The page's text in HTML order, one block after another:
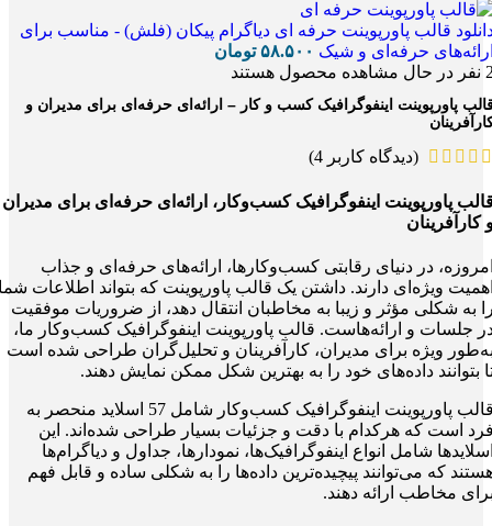
قالب پاورپوینت حرفه ای دیاگرام پیکان (فلش) - مناسب برای
حرفه‌ای و شیک ۵۸.۵۰۰ تومان
نفر در حال مشاهده محصول هستند
پاورپوینت اینفوگرافیک کسب‌ و کار – ارائه‌ای حرفه‌ای برای مدیران و
(دیدگاه کاربر 4
)
پاورپوینت اینفوگرافیک کسب‌وکار، ارائه‌ای حرفه‌ای برای مدیران
کارآفرینان
در دنیای رقابتی کسب‌وکارها، ارائه‌های حرفه‌ای و جذاب
ویژه‌ای دارند. داشتن یک قالب پاورپوینت که بتواند اطلاعات
به شکلی مؤثر و زیبا به مخاطبان انتقال دهد، از ضروریات موفقیت
جلسات و ارائه‌هاست. قالب پاورپوینت اینفوگرافیک کسب‌وکار ما،
ویژه برای مدیران، کارآفرینان و تحلیل‌گران طراحی شده است
بتوانند داده‌های خود را به بهترین شکل ممکن نمایش دهند.
قالب پاورپوینت اینفوگرافیک کسب‌وکار شامل 57 اسلاید منحصر به
است که هرکدام با دقت و جزئیات بسیار طراحی شده‌اند. این
شامل انواع اینفوگرافیک‌ها، نمودارها، جداول و دیاگرام‌ها
که می‌توانند پیچیده‌ترین داده‌ها را به شکلی ساده و قابل فهم
مخاطب ارائه دهند.